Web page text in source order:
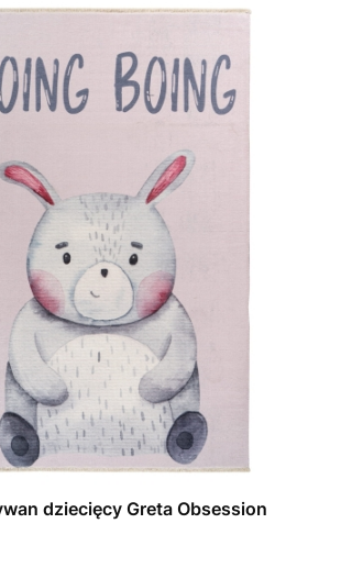
dziecięcy Greta Obsession